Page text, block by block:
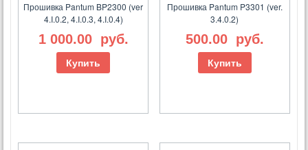
Прошивка Pantum BP2300 (ver
4.I.0.2, 4.I.0.3, 4.I.0.4)
1 000.00 руб.
Купить
Прошивка Pantum P3301 (ver.
3.4.0.2)
500.00 руб.
Купить